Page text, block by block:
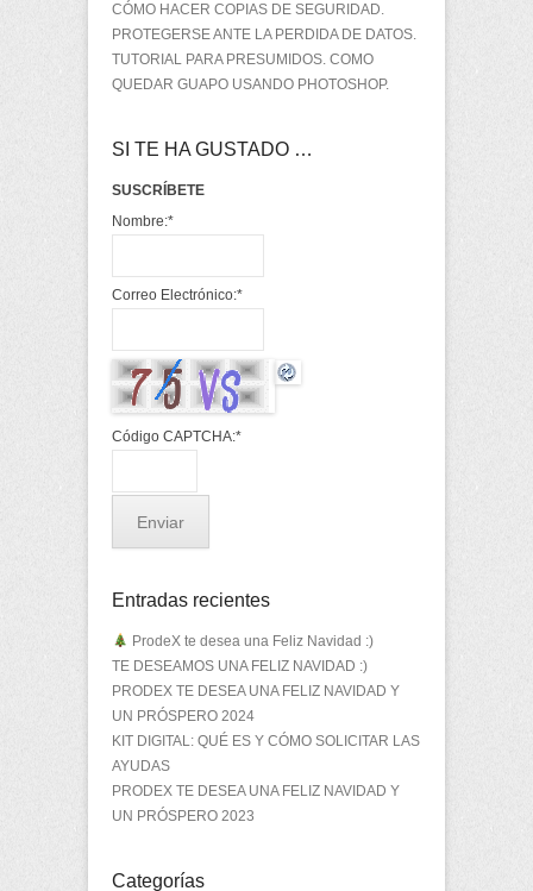
CÓMO HACER COPIAS DE SEGURIDAD.
PROTEGERSE ANTE LA PERDIDA DE DATOS.
TUTORIAL PARA PRESUMIDOS. COMO
QUEDAR GUAPO USANDO PHOTOSHOP.
SI TE HA GUSTADO …
SUSCRÍBETE
Nombre:*
Correo Electrónico:*
Código CAPTCHA:*
Entradas recientes
ProdeX te desea una Feliz Navidad :)
TE DESEAMOS UNA FELIZ NAVIDAD :)
PRODEX TE DESEA UNA FELIZ NAVIDAD Y
UN PRÓSPERO 2024
KIT DIGITAL: QUÉ ES Y CÓMO SOLICITAR LAS
AYUDAS
PRODEX TE DESEA UNA FELIZ NAVIDAD Y
UN PRÓSPERO 2023
Categorías